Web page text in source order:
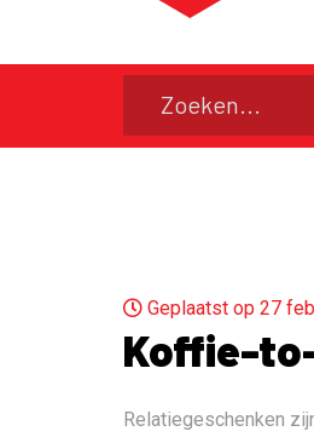
Geplaatst op 27
Koffie-
Relatiegeschenken